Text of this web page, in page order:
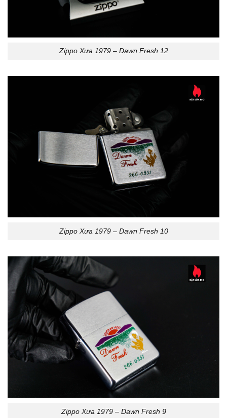
Zippo Xưa 1979 – Dawn Fresh 12
Zippo Xưa 1979 – Dawn Fresh 10
Zippo Xưa 1979 – Dawn Fresh 9